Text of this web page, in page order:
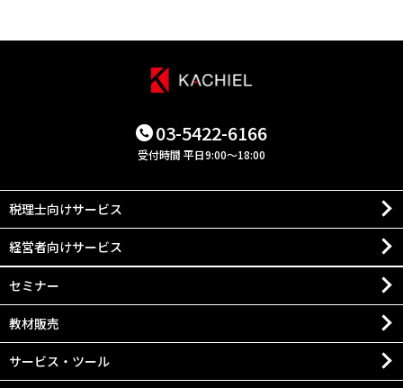
03-5422-6166
受付時間 平日9:00～18:00
税理士向けサービス
経営者向けサービス
セミナー
教材販売
サービス・ツール